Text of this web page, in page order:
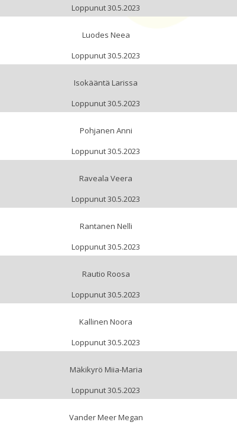
Loppunut 30.5.2023
Luodes Neea
Loppunut 30.5.2023
Isokääntä Larissa
Loppunut 30.5.2023
Pohjanen Anni
Loppunut 30.5.2023
Raveala Veera
Loppunut 30.5.2023
Rantanen Nelli
Loppunut 30.5.2023
Rautio Roosa
Loppunut 30.5.2023
Kallinen Noora
Loppunut 30.5.2023
Mäkikyrö Miia-Maria
Loppunut 30.5.2023
Vander Meer Megan